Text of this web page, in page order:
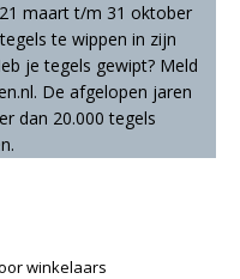
maart t/m 31 oktober
te wippen in zijn
je tegels gewipt? Meld
De afgelopen jaren
dan 20.000 tegels
winkelaars